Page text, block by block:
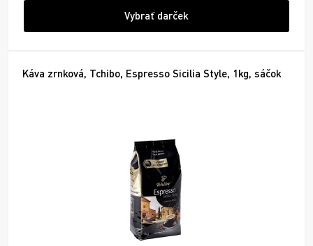
Vybrať darček
Káva zrnková, Tchibo, Espresso Sicilia Style, 1kg, sáčok